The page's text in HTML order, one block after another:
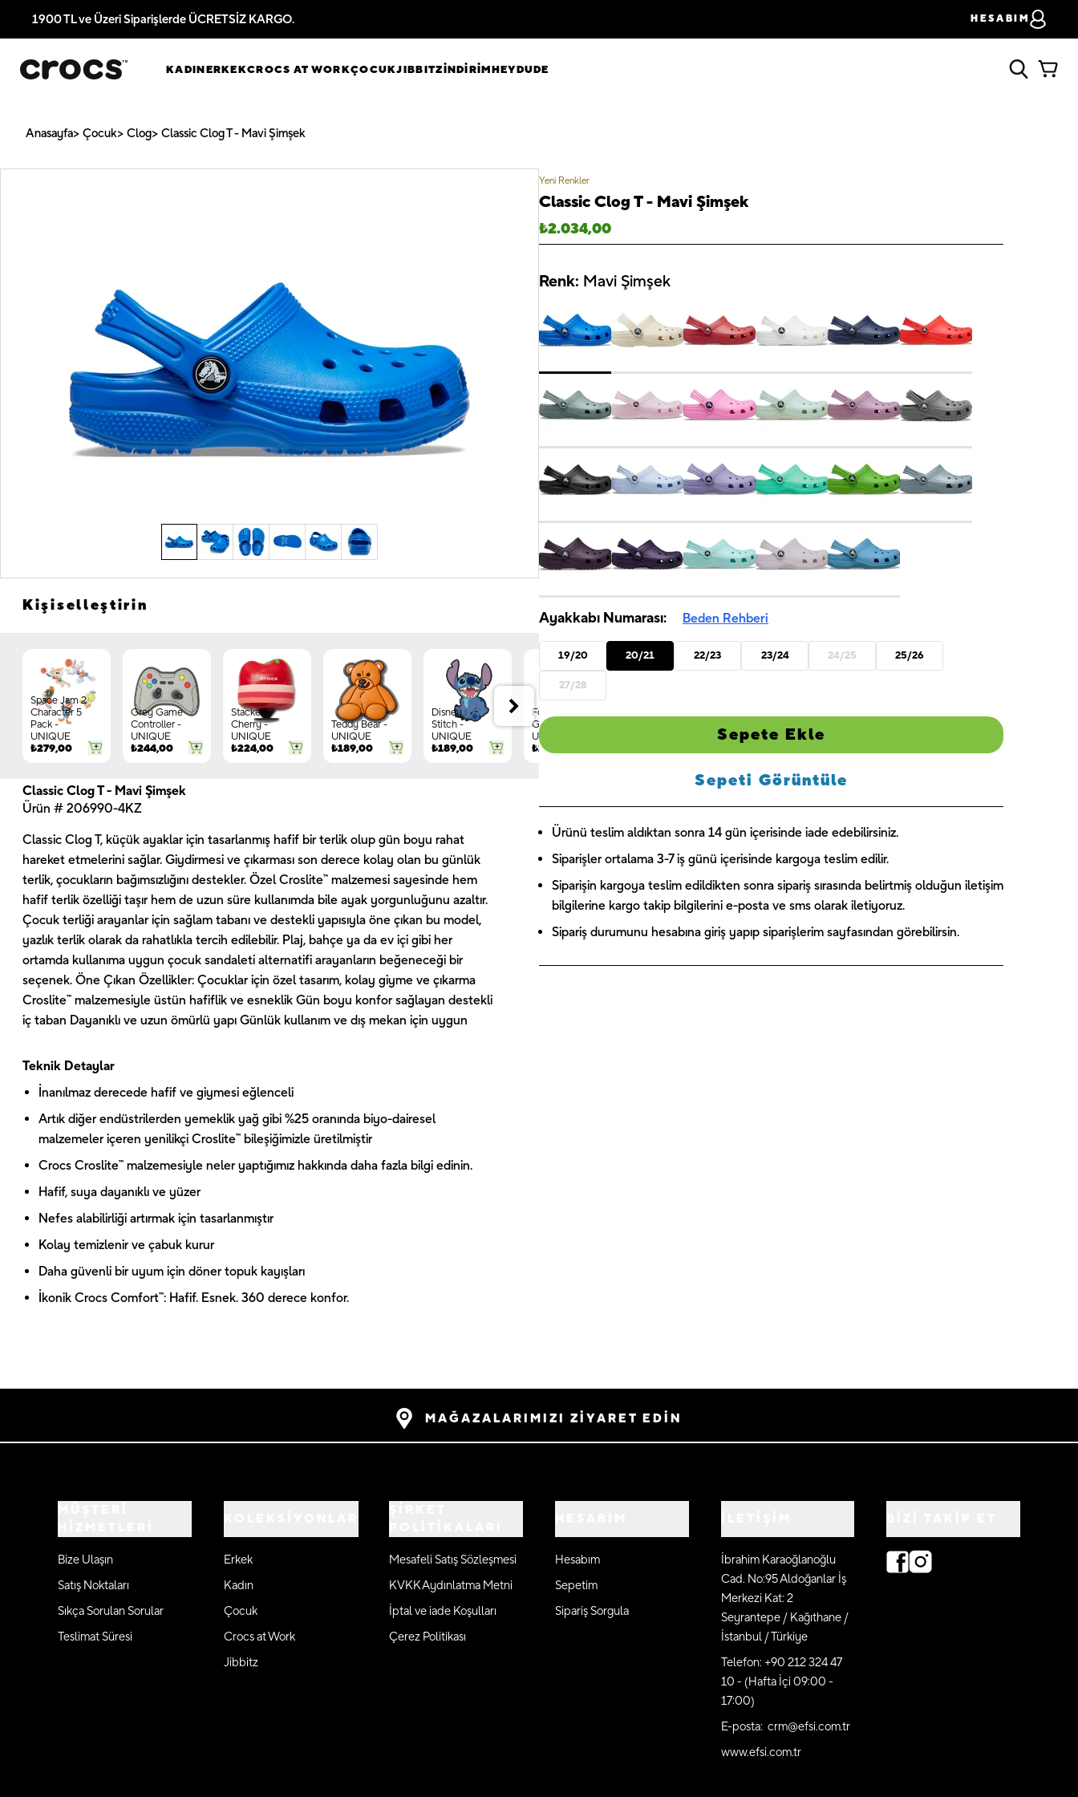
1900 TL ve Üzeri Siparişlerde ÜCRETSİZ KARGO. HESABIM
KADINERKEKCROCS AT WORKÇOCUKJIBBITZİNDİRİMHEYDUDE
Anasayfa Çocuk Clog Classic Clog T - Mavi Şimşek
Kişiselleştirin
Space Jam 2
Character 5
Pack -
UNIQUE
₺279,00
Grey Game
Controller -
UNIQUE
₺244,00
Stacked
Cherry -
UNIQUE
₺224,00
Teddy Bear -
UNIQUE
₺189,00
Disney
Stitch -
UNIQUE
₺189,00
Forest
Gnome -
UNIQUE
₺149,00
UNIQUE
Classic Clog T - Mavi Şimşek
Ürün # 206990-4KZ
Classic Clog T, küçük ayaklar için tasarlanmış hafif bir terlik olup gün boyu rahat
hareket etmelerini sağlar. Giydirmesi ve çıkarması son derece kolay olan bu günlük
terlik, çocukların bağımsızlığını destekler. Özel Croslite™ malzemesi sayesinde hem
hafif terlik özelliği taşır hem de uzun süre kullanımda bile ayak yorgunluğunu azaltır.
Çocuk terliği arayanlar için sağlam tabanı ve destekli yapısıyla öne çıkan bu model,
yazlık terlik olarak da rahatlıkla tercih edilebilir. Plaj, bahçe ya da ev içi gibi her
ortamda kullanıma uygun çocuk sandaleti alternatifi arayanların beğeneceği bir
seçenek. Öne Çıkan Özellikler: Çocuklar için özel tasarım, kolay giyme ve çıkarma
Croslite™ malzemesiyle üstün hafiflik ve esneklik Gün boyu konfor sağlayan destekli
iç taban Dayanıklı ve uzun ömürlü yapı Günlük kullanım ve dış mekan için uygun
Teknik Detaylar
İnanılmaz derecede hafif ve giymesi eğlenceli
Artık diğer endüstrilerden yemeklik yağ gibi %25 oranında biyo-dairesel
malzemeler içeren yenilikçi Croslite™ bileşiğimizle üretilmiştir
Crocs Croslite™ malzemesiyle neler yaptığımız hakkında daha fazla bilgi edinin.
Hafif, suya dayanıklı ve yüzer
Nefes alabilirliği artırmak için tasarlanmıştır
Kolay temizlenir ve çabuk kurur
Daha güvenli bir uyum için döner topuk kayışları
İkonik Crocs Comfort™: Hafif. Esnek. 360 derece konfor.
Yeni Renkler
Classic Clog T - Mavi Şimşek
₺2.034,00
Renk: Mavi Şimşek
Ayakkabı Numarası: Beden Rehberi
19/20 20/21 22/23 23/24 24/25 25/26
27/28
Sepete Ekle
Sepeti Görüntüle
Ürünü teslim aldıktan sonra 14 gün içerisinde iade edebilirsiniz.
Siparişler ortalama 3-7 iş günü içerisinde kargoya teslim edilir.
Siparişin kargoya teslim edildikten sonra sipariş sırasında belirtmiş olduğun iletişim
bilgilerine kargo takip bilgilerini e-posta ve sms olarak iletiyoruz.
Sipariş durumunu hesabına giriş yapıp siparişlerim sayfasından görebilirsin.
MAĞAZALARIMIZI ZİYARET EDİN
Bize Ulaşın
Satış Noktaları
Sıkça Sorulan Sorular
Teslimat Süresi
Erkek
Kadın
Çocuk
Crocs at Work
Jibbitz
Mesafeli Satış Sözleşmesi
KVKK Aydınlatma Metni
İptal ve iade Koşulları
Çerez Politikası
Hesabım
Sepetim
Sipariş Sorgula
İbrahim Karaoğlanoğlu
Cad. No:95 Aldoğanlar İş
Merkezi Kat: 2
Seyrantepe / Kağıthane /
İstanbul / Türkiye
Telefon: +90 212 324 47
10 - (Hafta İçi 09:00 -
17:00)
E-posta: crm@efsi.com.tr
www.efsi.com.tr